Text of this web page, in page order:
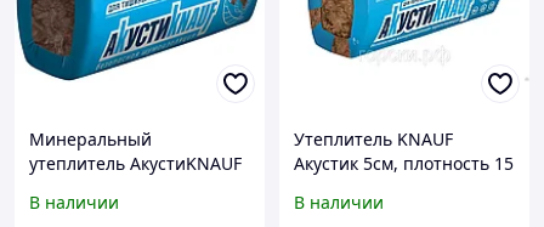
Минеральный
утеплитель АкустиKNAUF
1230x610x50 мм
В наличии
Утеплитель KNAUF
Акустик 5см, плотность 15
В наличии